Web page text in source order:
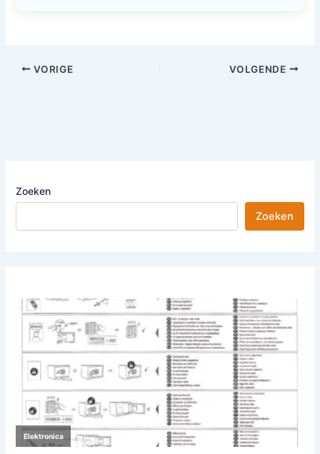
VORIGE VOLGENDE
Zoeken
Zoeken